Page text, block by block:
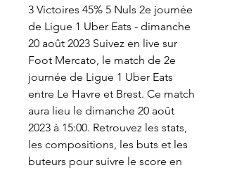
3 Victoires 45% 5 Nuls 2e journée
de Ligue 1 Uber Eats - dimanche
20 août 2023 Suivez en live sur
Foot Mercato, le match de 2e
journée de Ligue 1 Uber Eats
entre Le Havre et Brest. Ce match
aura lieu le dimanche 20 août
2023 à 15:00. Retrouvez les stats,
les compositions, les buts et les
buteurs pour suivre le score en